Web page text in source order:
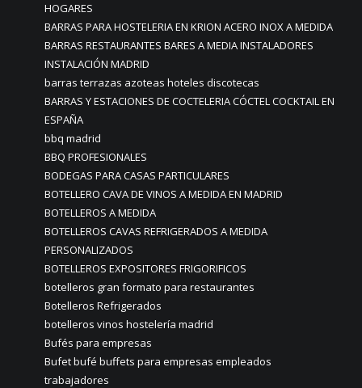
HOGARES
BARRAS PARA HOSTELERIA EN KRION ACERO INOX A MEDIDA
BARRAS RESTAURANTES BARES A MEDIA INSTALADORES
INSTALACIÓN MADRID
barras terrazas azoteas hoteles discotecas
BARRAS Y ESTACIONES DE COCTELERIA CÓCTEL COCKTAIL EN
ESPAÑA
bbq madrid
BBQ PROFESIONALES
BODEGAS PARA CASAS PARTICULARES
BOTELLERO CAVA DE VINOS A MEDIDA EN MADRID
BOTELLEROS A MEDIDA
BOTELLEROS CAVAS REFRIGERADOS A MEDIDA
PERSONALIZADOS
BOTELLEROS EXPOSITORES FRIGORIFICOS
botelleros gran formato para restaurantes
Botelleros Refrigerados
botelleros vinos hostelería madrid
Bufés para empresas
Bufet bufé buffets para empresas empleados
trabajadores